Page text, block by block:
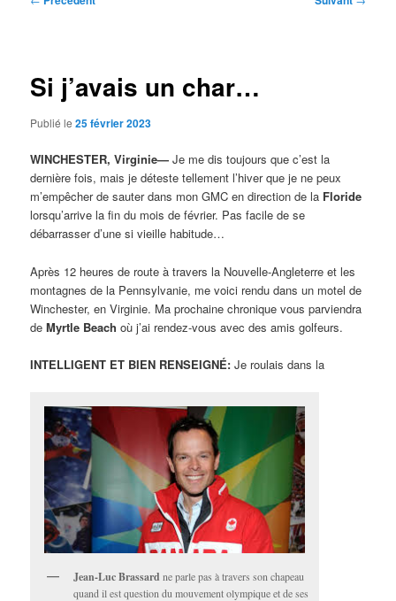
Si j’avais un char…
Publié le25 février 2023
WINCHESTER, Virginie— Je me dis toujours que c’est la
dernière fois, mais je déteste tellement l’hiver que je ne peux
m’empêcher de sauter dans mon GMC en direction de la Floride
lorsqu’arrive la fin du mois de février. Pas facile de se
débarrasser d’une si vieille habitude…
Après 12 heures de route à travers la Nouvelle-Angleterre et les
montagnes de la Pennsylvanie, me voici rendu dans un motel de
Winchester, en Virginie. Ma prochaine chronique vous parviendra
deMyrtle Beach où j’ai rendez-vous avec des amis golfeurs.
INTELLIGENT ET BIEN RENSEIGNÉ:Je roulais dans la
Jean-Luc Brassard ne parle pas à travers son chapeau
quand il est question du mouvement olympique et de ses